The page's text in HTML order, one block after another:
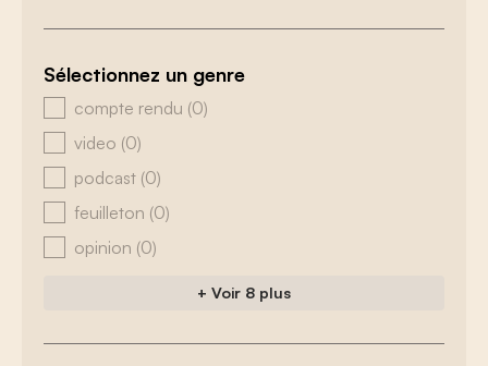
Sélectionnez un genre
zoeken - genre
compte rendu (0)
video (0)
podcast (0)
feuilleton (0)
opinion (0)
+ Voir 8 plus